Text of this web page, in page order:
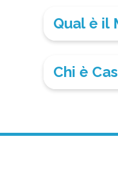
Qual è il
Chi è